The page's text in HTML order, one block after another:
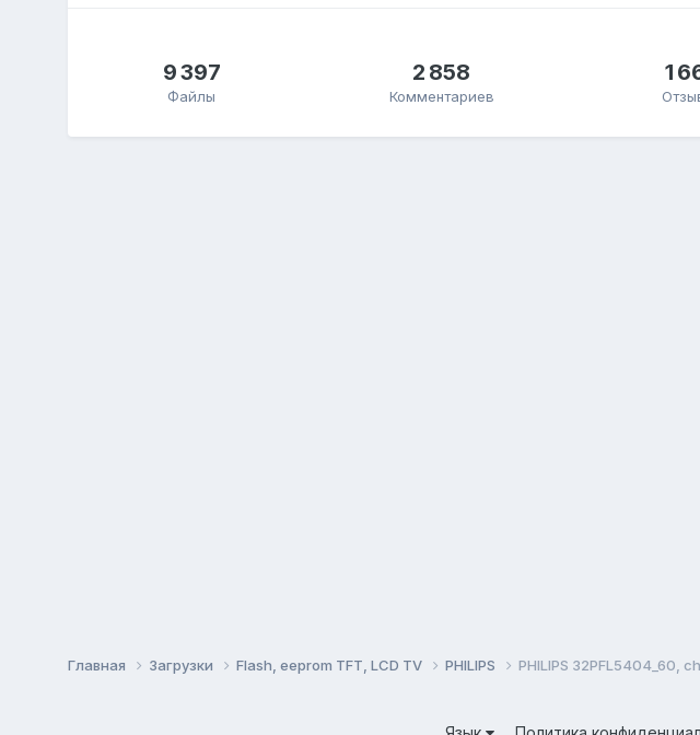
9 397
Файлы
2 858
Комментариев
1
Главная Загрузки Flash, eeprom TFT, LCD TV PHILIPS PHILIPS 32PFL5404_60,